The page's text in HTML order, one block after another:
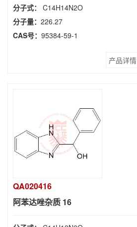
分子式： C14H14N2O
分子量： 226.27
CAS号： 95384-59-1
产品详情
QA020416
阿苯达唑杂质 16